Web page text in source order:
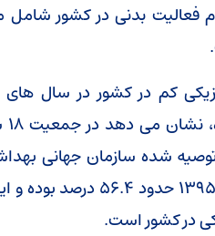
فعالیت بدنی در کشور شامل
۵۱.۳ درصد رسیده است؛ این رقم
در کشور است.